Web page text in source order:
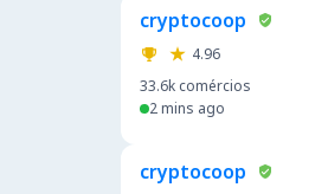
cryptocoop
4.96
33.6k comércios
2 mins ago
cryptocoop